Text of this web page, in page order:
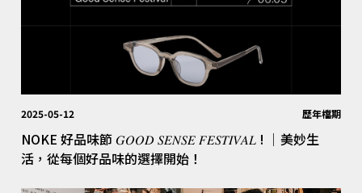
2025-05-12 歷年檔期
NOKE 好品味節 𝐺𝑂𝑂𝐷 𝑆𝐸𝑁𝑆𝐸 𝐹𝐸𝑆𝑇𝐼𝑉𝐴𝐿 ! │美妙生
活，從每個好品味的選擇開始！